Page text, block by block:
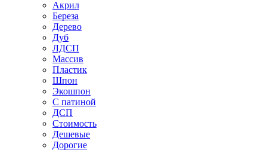
Акрил
Береза
Дерево
Дуб
ЛДСП
Массив
Пластик
Шпон
Экошпон
С патиной
ДСП
Стоимость
Дешевые
Дорогие